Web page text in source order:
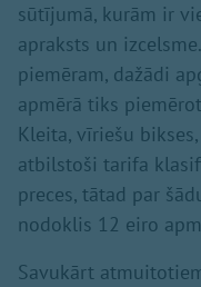
sūtījumā, kurām ir
apraksts un
piemēram, dažādi
apmērā tiks
Kleita, vīriešu
atbilstoši tarifa
preces, tātad par
nodoklis 12 eiro
Savukārt